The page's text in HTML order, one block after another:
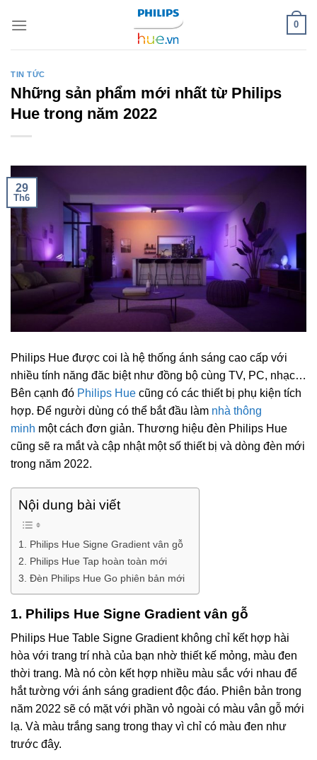
0
TIN TỨC
Những sản phẩm mới nhất từ Philips
Hue trong năm 2022
29
Th6
Philips Hue được coi là hệ thống ánh sáng cao cấp với
nhiều tính năng đăc biệt như đồng bộ cùng TV, PC, nhạc…
Bên cạnh đó Philips Hue cũng có các thiết bị phụ kiện tích
hợp. Để người dùng có thể bắt đầu làm nhà thông
minh một cách đơn giản. Thương hiệu đèn Philips Hue
cũng sẽ ra mắt và cập nhật một số thiết bị và dòng đèn mới
trong năm 2022.
Nội dung bài viết
1. Philips Hue Signe Gradient vân gỗ
2. Philips Hue Tap hoàn toàn mới
3. Đèn Philips Hue Go phiên bản mới
1. Philips Hue Signe Gradient vân gỗ
Philips Hue Table Signe Gradient không chỉ kết hợp hài
hòa với trang trí nhà của bạn nhờ thiết kế mỏng, màu đen
thời trang. Mà nó còn kết hợp nhiều màu sắc với nhau để
hắt tường với ánh sáng gradient độc đáo. Phiên bản trong
năm 2022 sẽ có mặt với phần vỏ ngoài có màu vân gỗ mới
lạ. Và màu trắng sang trong thay vì chỉ có màu đen như
trước đây.